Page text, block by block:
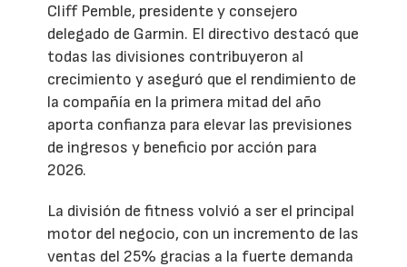
Cliff Pemble, presidente y consejero
delegado de Garmin. El directivo destacó que
todas las divisiones contribuyeron al
crecimiento y aseguró que el rendimiento de
la compañía en la primera mitad del año
aporta confianza para elevar las previsiones
de ingresos y beneficio por acción para
2026.
La división de fitness volvió a ser el principal
motor del negocio, con un incremento de las
ventas del 25% gracias a la fuerte demanda